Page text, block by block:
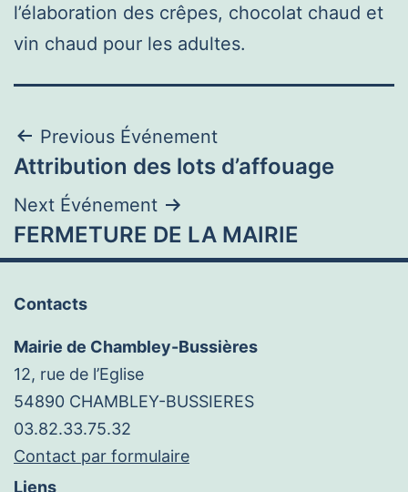
l’élaboration des crêpes, chocolat chaud et
vin chaud pour les adultes.
Navigation
de
l’article
Previous Événement
Attribution des lots d’affouage
Next Événement
FERMETURE DE LA MAIRIE
Contacts
Mairie de Chambley-Bussières
12, rue de l’Eglise
54890 CHAMBLEY-BUSSIERES
03.82.33.75.32
Contact par formulaire
Liens